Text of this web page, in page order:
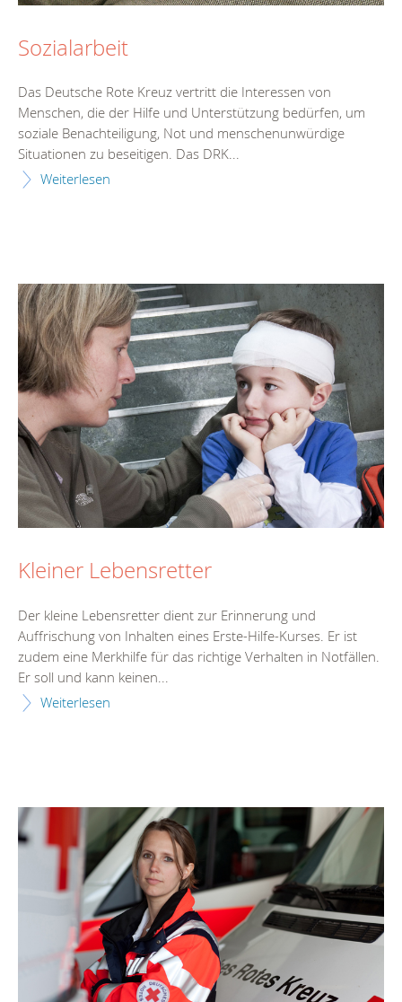
Sozialarbeit
Das Deutsche Rote Kreuz vertritt die Interessen von
Menschen, die der Hilfe und Unterstützung bedürfen, um
soziale Benachteiligung, Not und menschenunwürdige
Situationen zu beseitigen. Das DRK...
Weiterlesen
Kleiner Lebensretter
Der kleine Lebensretter dient zur Erinnerung und
Auffrischung von Inhalten eines Erste-Hilfe-Kurses. Er ist
zudem eine Merkhilfe für das richtige Verhalten in Notfällen.
Er soll und kann keinen...
Weiterlesen